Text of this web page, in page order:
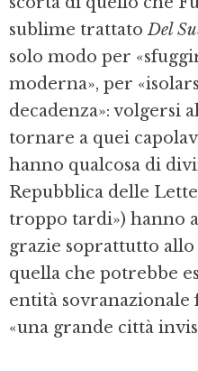
sublime trattatoDel
solo modo per
moderna», per
decadenza»: volgersi
tornare a quei
hanno qualcosa di
Repubblica delle
troppo tardi») hanno
grazie soprattutto
quella che potrebbe
entità sovranazionale
«una grande città